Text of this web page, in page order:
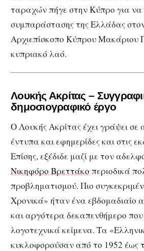
ταραχών πήγε στην Κύπρο για
συμπαράστασης της Ελλάδας
Αρχιεπίσκοπο Κύπρου Μακάριου
κυπριακό λαό.
Λουκής Ακρίτας –
δημοσιογραφικό έργο
Ο Λουκής Ακρίτας έχει γράψει σε
έντυπα και εφημερίδες και στις
Επίσης, εξέδιδε μαζί με τον
Νικηφόρο Βρεττάκο περιοδικά
προβληματισμού. Πιο
Χρονικά» ήταν ένα εβδομαδιαίο
και αργότερα δεκαπενθήμερο που
λογοτεχνικά κείμενα. Τα
κυκλοφορούσαν από το 1952 έως